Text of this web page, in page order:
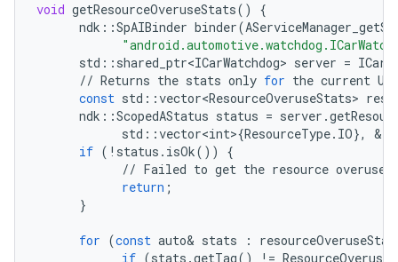
void getResourceOveruseStats()
{
ndk ::SpAIBinder binder(
std :: shared_ptr<ICarWatchdog> server =
// Returns the stats only for the current
const std ::vector<ResourceOveruseStats>
ndk ::ScopedAStatus status = server .
std ::vector<int>{ResourceType. IO}, &
if ( ! status . isOk())
{
// Failed to get the resource overuse
return ;
}
for (const auto& stats :
if (stats .getTag() !=